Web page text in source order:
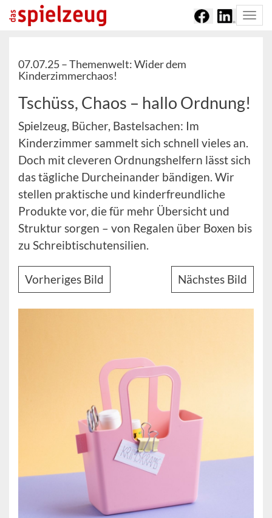
07.07.25 –Themenwelt: Wider dem
Kinderzimmerchaos!
Tschüss, Chaos – hallo Ordnung!
Spielzeug, Bücher, Bastelsachen: Im
Kinderzimmer sammelt sich schnell vieles an.
Doch mit cleveren Ordnungshelfern lässt sich
das tägliche Durcheinander bändigen. Wir
stellen praktische und kinderfreundliche
Produkte vor, die für mehr Übersicht und
Struktur sorgen – von Regalen über Boxen bis
zu Schreibtischutensilien.
Vorheriges Bild Nächstes Bild